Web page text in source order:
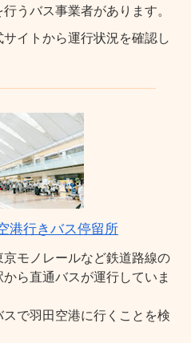
うバス事業者があります。
イトから運行状況を確認し
港行きバス停留所
モノレールなど鉄道路線の
ら直通バスが運行していま
で羽田空港に行くことを検